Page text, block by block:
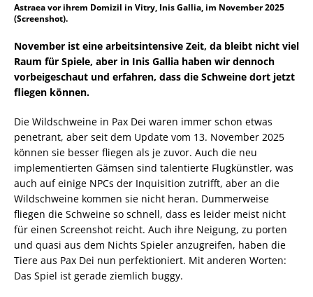
Astraea vor ihrem Domizil in Vitry, Inis Gallia, im November 2025
(Screenshot).
November ist eine arbeitsintensive Zeit, da bleibt nicht viel
Raum für Spiele, aber in Inis Gallia haben wir dennoch
vorbeigeschaut und erfahren, dass die Schweine dort jetzt
fliegen können.
Die Wildschweine in Pax Dei waren immer schon etwas
penetrant, aber seit dem Update vom 13. November 2025
können sie besser fliegen als je zuvor. Auch die neu
implementierten Gämsen sind talentierte Flugkünstler, was
auch auf einige NPCs der Inquisition zutrifft, aber an die
Wildschweine kommen sie nicht heran. Dummerweise
fliegen die Schweine so schnell, dass es leider meist nicht
für einen Screenshot reicht. Auch ihre Neigung, zu porten
und quasi aus dem Nichts Spieler anzugreifen, haben die
Tiere aus Pax Dei nun perfektioniert. Mit anderen Worten:
Das Spiel ist gerade ziemlich buggy.